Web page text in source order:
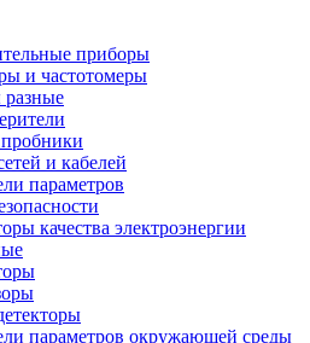
приборы
и частотомеры
и кабелей
параметров
качества электроэнергии
параметров окружающей среды